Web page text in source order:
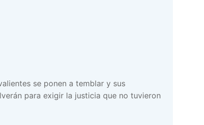
se ponen a temblar y sus
para exigir la justicia que no tuvieron